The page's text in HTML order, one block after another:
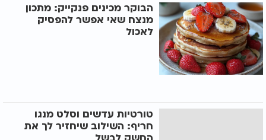
הבוקר מכינים פנקייק: מתכון
מנצח שאי אפשר להפסיק
לאכול
טורטיות עדשים וסלט מנגו
חריף: השילוב שיחזיר לך את